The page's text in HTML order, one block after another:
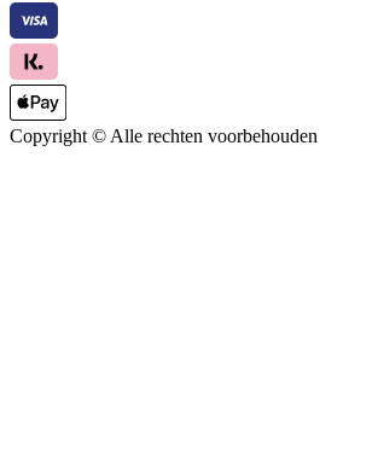
Copyright © Alle rechten voorbehouden